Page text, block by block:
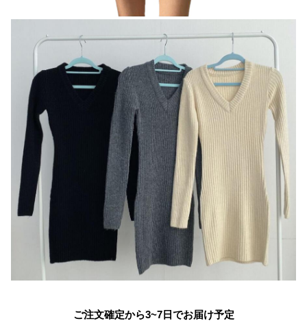
ご注文確定から3~7日でお届け予定